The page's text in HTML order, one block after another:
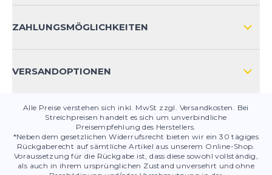
KONTAKT
PRODUKTSICHERHEIT
ZAHLUNGSMÖGLICHKEITEN
VERSANDOPTIONEN
Alle Preise verstehen sich inkl. MwSt zzgl. Versandkosten. Bei
Streichpreisen handelt es sich um unverbindliche
Preisempfehlung des Herstellers.
*Neben dem gesetzlichen Widerrufsrecht bieten wir ein 30 tägiges
Rückgaberecht auf sämtliche Artikel aus unserem Online-Shop.
Voraussetzung für die Rückgabe ist, dass diese sowohl vollständig,
als auch in ihrem ursprünglichen Zustand unversehrt und ohne